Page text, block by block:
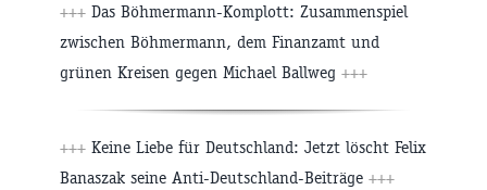
+++ Das Böhmermann-Komplott: Zusammenspiel
zwischen Böhmermann, dem Finanzamt und
grünen Kreisen gegen Michael Ballweg +++
+++ Keine Liebe für Deutschland: Jetzt löscht Felix
Banaszak seine Anti-Deutschland-Beiträge +++